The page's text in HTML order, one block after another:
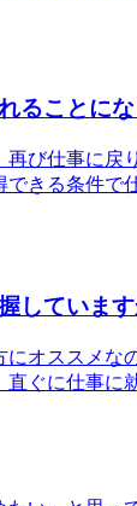
ることに
び仕事に
きる条件で
していま
にオススメ
ぐに仕事